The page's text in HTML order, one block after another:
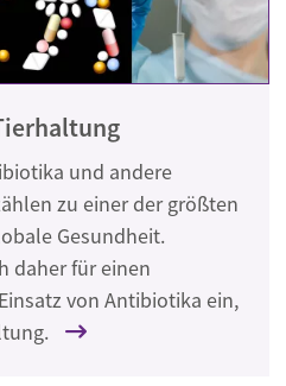
und andere
zu einer der größten
Gesundheit.
daher für einen
von Antibiotika ein,